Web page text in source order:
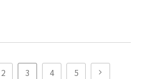
2 3 4 5